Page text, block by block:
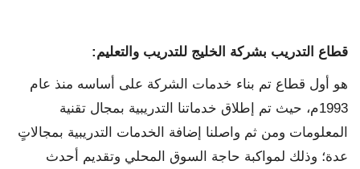
قطاع التدريب بشركة الخليج للتدريب والتعليم:
هو أول قطاع تم بناء خدمات الشركة على أساسه منذ عام
1993م، حيث تم إطلاق خدماتنا التدريبية بمجال تقنية
المعلومات ومن ثم واصلنا إضافة الخدمات التدريبية بمجالاتٍ
عدة؛ وذلك لمواكبة حاجة السوق المحلي وتقديم أحدث